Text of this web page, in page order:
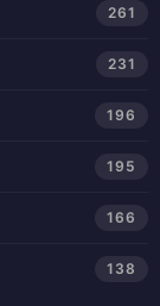
261
231
196
195
166
138